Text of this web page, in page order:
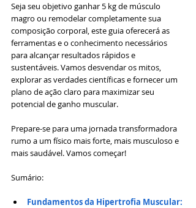
Seja seu objetivo ganhar 5 kg de músculo
magro ou remodelar completamente sua
composição corporal, este guia oferecerá as
ferramentas e o conhecimento necessários
para alcançar resultados rápidos e
sustentáveis. Vamos desvendar os mitos,
explorar as verdades científicas e fornecer um
plano de ação claro para maximizar seu
potencial de ganho muscular.
Prepare-se para uma jornada transformadora
rumo a um físico mais forte, mais musculoso e
mais saudável. Vamos começar!
Sumário:
Fundamentos da Hipertrofia Muscular: